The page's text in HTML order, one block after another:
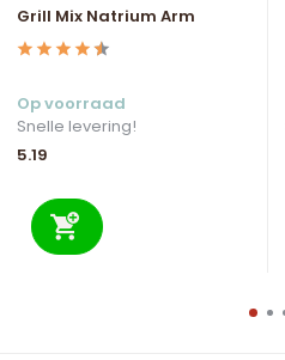
Grill Mix Natrium Arm
Op voorraad
Snelle levering!
5.19